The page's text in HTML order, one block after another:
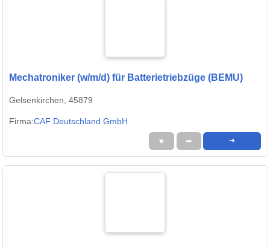
Mechatroniker (w/m/d) für Batterietriebzüge (BEMU)
Gelsenkirchen, 45879
Firma:CAF Deutschland GmbH
★ ➦ ➜